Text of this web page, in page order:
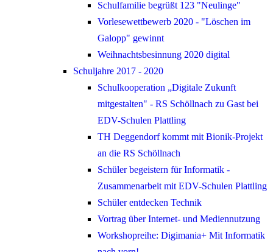
Schulfamilie begrüßt 123 "Neulinge"
Vorlesewettbewerb 2020 - "Löschen im
Galopp" gewinnt
Weihnachtsbesinnung 2020 digital
Schuljahre 2017 - 2020
Schulkooperation „Digitale Zukunft
mitgestalten" - RS Schöllnach zu Gast bei
EDV-Schulen Plattling
TH Deggendorf kommt mit Bionik-Projekt
an die RS Schöllnach
Schüler begeistern für Informatik -
Zusammenarbeit mit EDV-Schulen Plattling
Schüler entdecken Technik
Vortrag über Internet- und Mediennutzung
Workshopreihe: Digimania+ Mit Informatik